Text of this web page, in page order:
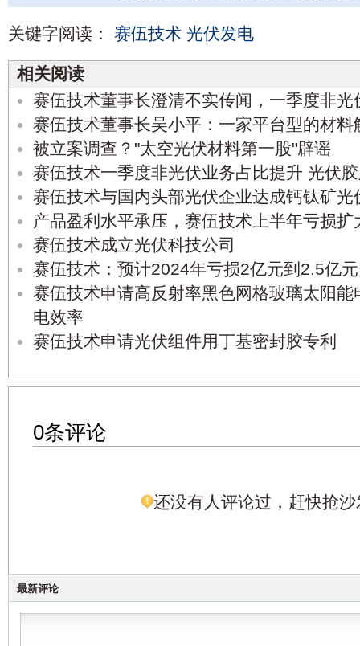
关键字阅读： 赛伍技术 光伏发电
相关阅读
赛伍技术董事长澄清不实传闻，一季度非
赛伍技术董事长吴小平：一家平台型的材料
被立案调查？"太空光伏材料第一股"辟谣
赛伍技术一季度非光伏业务占比提升 光伏
赛伍技术与国内头部光伏企业达成钙钛矿光
产品盈利水平承压，赛伍技术上半年亏损
赛伍技术成立光伏科技公司
赛伍技术：预计2024年亏损2亿元到2.5亿元
赛伍技术申请高反射率黑色网格玻璃太阳
电效率
赛伍技术申请光伏组件用丁基密封胶专利
0条评论
还没有人评论过，赶快抢沙
最新评论